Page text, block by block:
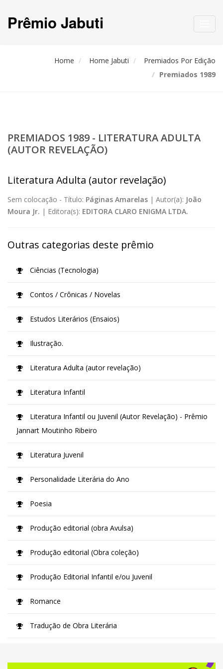
Prêmio Jabuti
Home Home Jabuti
Premiados Por Edição
Premiados 1989
PREMIADOS 1989 - LITERATURA ADULTA
(AUTOR REVELAÇÃO)
Literatura Adulta (autor revelação)
Sem colocação - Título: Páginas Amarelas | Autor(a): João
Moura Jr. | Editora(s): EDITORA CLARO ENIGMA LTDA.
Outras categorias deste prêmio
Ciências (Tecnologia)
Contos / Crônicas / Novelas
Estudos Literários (Ensaios)
Ilustração.
Literatura Adulta (autor revelação)
Literatura Infantil
Literatura Infantil ou Juvenil (Autor Revelação) - Prêmio
Jannart Moutinho Ribeiro
Literatura Juvenil
Personalidade Literária do Ano
Poesia
Produção editorial (obra Avulsa)
Produção editorial (Obra coleção)
Produção Editorial Infantil e/ou Juvenil
Romance
Tradução de Obra Literária